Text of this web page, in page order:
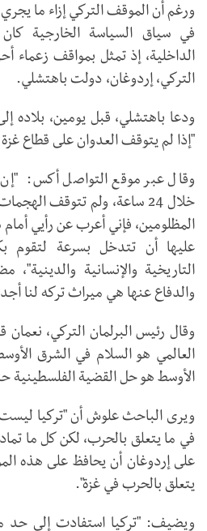
ورغم أن الموقف التركي إزاء ما
في سياق السياسة الخارجية
الداخلية، إذ تمثل بمواقف زعماء
التركي، إردوغان، دولت باهتشلي.
ودعا باهتشلي، قبل يومين، بلاده
"إذا لم يتوقف العدوان على قطاع غزة خلال الـ24
وقال عبر موقع التواصل أكس: "إن
خلال 24 ساعة، ولم تتوقف
المظلومين، فإني أعرب عن رأيي
عليها أن تتدخل بسرعة لتقوم
التاريخية والإنسانية
والدفاع عنها هي ميراث تركه لنا
وقال رئيس البرلمان التركي،
العالمي هو السلام في الشرق
الأوسط هو حل القضية الفلسطينية
ويرى الباحث علوش أن "تركيا
في ما يتعلق بالحرب، لكن كل ما
على إردوغان أن يحافظ على هذه
يتعلق بالحرب في غزة".
ويضيف: "تركيا استفادت إلى حد